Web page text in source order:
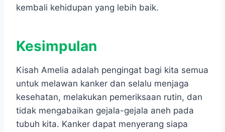
kembali kehidupan yang lebih baik.
Kesimpulan
Kisah Amelia adalah pengingat bagi kita semua
untuk melawan kanker dan selalu menjaga
kesehatan, melakukan pemeriksaan rutin, dan
tidak mengabaikan gejala-gejala aneh pada
tubuh kita. Kanker dapat menyerang siapa